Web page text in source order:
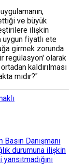
ve büyük
ilişkin
uygun fiyatlı ete
girmek zorunda
regülasyon' olarak
kaldırılması
mıdır?"
Danışmanı
durumuna ilişkin